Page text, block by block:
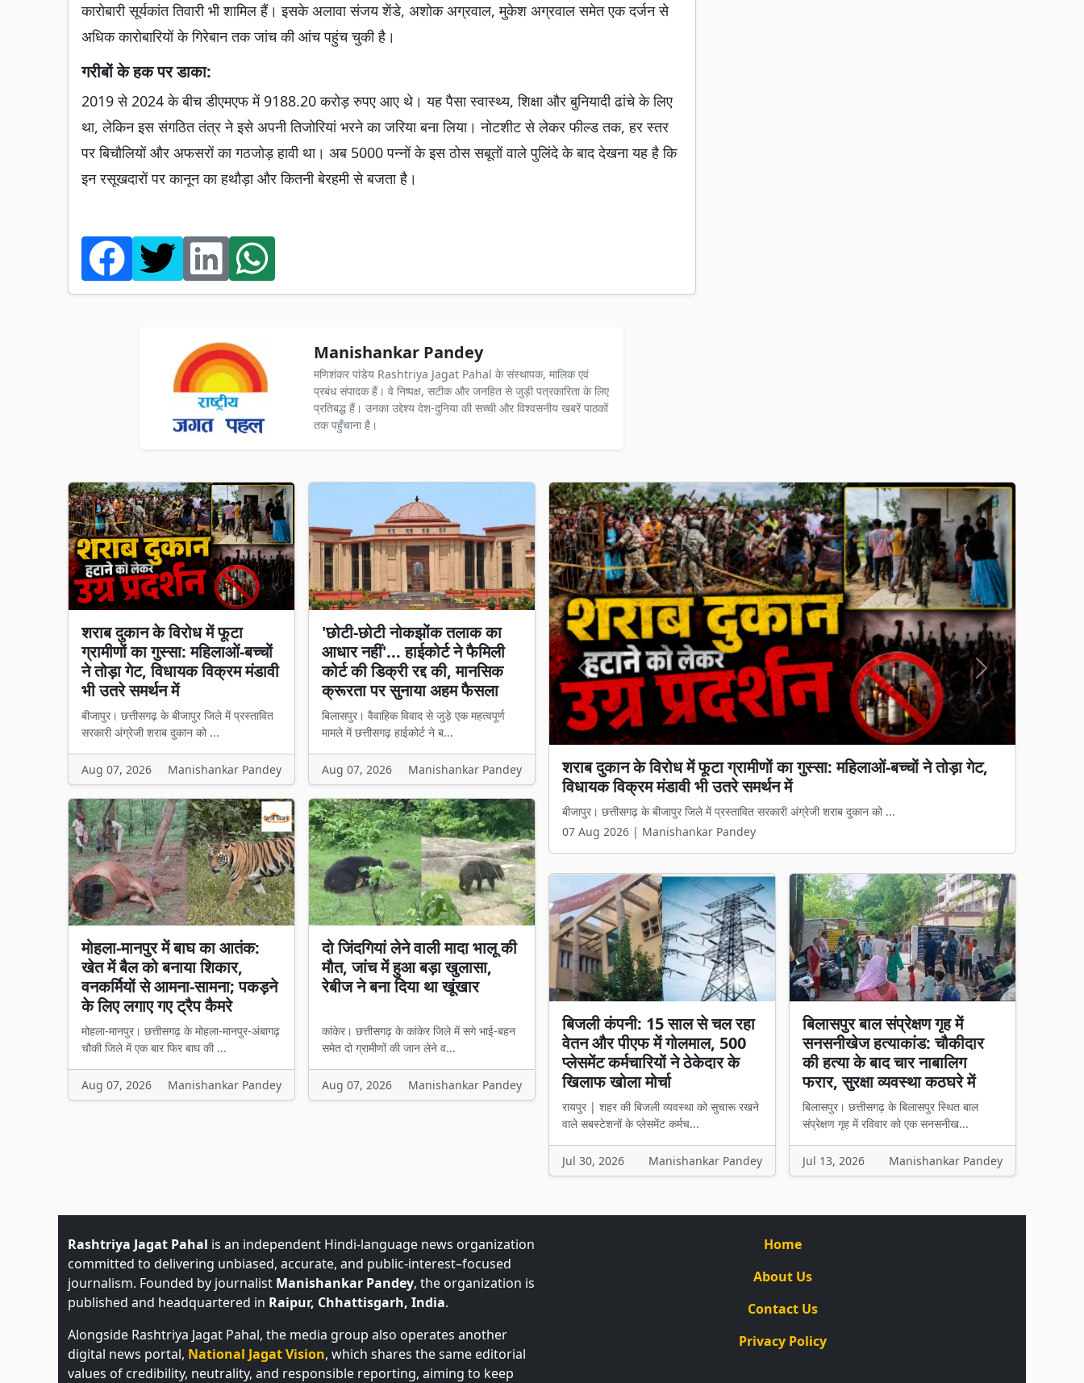
कारोबारी सूर्यकांत तिवारी भी शामिल हैं। इसके अलावा संजय शेंडे, अशोक अग्रवाल, मुकेश अग्रवाल समेत एक दर्जन से
अधिक कारोबारियों के गिरेबान तक जांच की आंच पहुंच चुकी है।
गरीबों के हक पर डाका:
2019 से 2024 के बीच डीएमएफ में 9188.20 करोड़ रुपए आए थे। यह पैसा स्वास्थ्य, शिक्षा और बुनियादी ढांचे के लिए
था, लेकिन इस संगठित तंत्र ने इसे अपनी तिजोरियां भरने का जरिया बना लिया। नोटशीट से लेकर फील्ड तक, हर स्तर
पर बिचौलियों और अफसरों का गठजोड़ हावी था। अब 5000 पन्नों के इस ठोस सबूतों वाले पुलिंदे के बाद देखना यह है कि
इन रसूखदारों पर कानून का हथौड़ा और कितनी बेरहमी से बजता है।
Manishankar Pandey
मणिशंकर पांडेय Rashtriya Jagat Pahal के संस्थापक, मालिक एवं
प्रबंध संपादक हैं। वे निष्पक्ष, सटीक और जनहित से जुड़ी पत्रकारिता के लिए
प्रतिबद्ध हैं। उनका उद्देश्य देश-दुनिया की सच्ची और विश्वसनीय खबरें पाठकों
तक पहुँचाना है।
शराब दुकान के विरोध में फूटा
ग्रामीणों का गुस्सा: महिलाओं-बच्चों
ने तोड़ा गेट, विधायक विक्रम मंडावी
भी उतरे समर्थन में
बीजापुर। छत्तीसगढ़ के बीजापुर जिले में प्रस्तावित
सरकारी अंग्रेजी शराब दुकान को ...
Aug 07, 2026 Manishankar Pandey
'छोटी-छोटी नोकझोंक तलाक का
आधार नहीं'... हाईकोर्ट ने फैमिली
कोर्ट की डिक्री रद्द की, मानसिक
क्रूरता पर सुनाया अहम फैसला
बिलासपुर। वैवाहिक विवाद से जुड़े एक महत्वपूर्ण
मामले में छत्तीसगढ़ हाईकोर्ट ने ब...
Aug 07, 2026 Manishankar Pandey
मोहला-मानपुर में बाघ का आतंक:
खेत में बैल को बनाया शिकार,
वनकर्मियों से आमना-सामना; पकड़ने
के लिए लगाए गए ट्रैप कैमरे
मोहला-मानपुर। छत्तीसगढ़ के मोहला-मानपुर-अंबागढ़
चौकी जिले में एक बार फिर बाघ की ...
Aug 07, 2026 Manishankar Pandey
दो जिंदगियां लेने वाली मादा भालू की
मौत, जांच में हुआ बड़ा खुलासा,
रेबीज ने बना दिया था खूंखार
कांकेर। छत्तीसगढ़ के कांकेर जिले में सगे भाई-बहन
समेत दो ग्रामीणों की जान लेने व...
Aug 07, 2026 Manishankar Pandey
'छोटी-छोटी नोकझोंक तलाक का आधार नहीं'... हाईकोर्ट ने फैमिली कोर्ट की
डिक्री रद्द की, मानसिक क्रूरता पर सुनाया अहम फैसला
बिलासपुर। वैवाहिक विवाद से जुड़े एक महत्वपूर्ण मामले में छत्तीसगढ़ हाईकोर्ट ने ब...
07 Aug 2026 | Manishankar Pandey
Previous Next
बिजली कंपनी: 15 साल से चल रहा
वेतन और पीएफ में गोलमाल, 500
प्लेसमेंट कर्मचारियों ने ठेकेदार के
खिलाफ खोला मोर्चा
रायपुर | शहर की बिजली व्यवस्था को सुचारू रखने
वाले सबस्टेशनों के प्लेसमेंट कर्मच...
Jul 30, 2026 Manishankar Pandey
बिलासपुर बाल संप्रेक्षण गृह में
सनसनीखेज हत्याकांड: चौकीदार
की हत्या के बाद चार नाबालिग
फरार, सुरक्षा व्यवस्था कठघरे में
बिलासपुर। छत्तीसगढ़ के बिलासपुर स्थित बाल
संप्रेक्षण गृह में रविवार को एक सनसनीख...
Jul 13, 2026 Manishankar Pandey
Rashtriya Jagat Pahal is an independent Hindi-language news organization
committed to delivering unbiased, accurate, and public-interest–focused
journalism. Founded by journalist Manishankar Pandey, the organization is
published and headquartered in Raipur, Chhattisgarh, India.
Alongside Rashtriya Jagat Pahal, the media group also operates another
digital news portal, National Jagat Vision, which shares the same editorial
values of credibility, neutrality, and responsible reporting, aiming to keep
Home
About Us
Contact Us
Privacy Policy